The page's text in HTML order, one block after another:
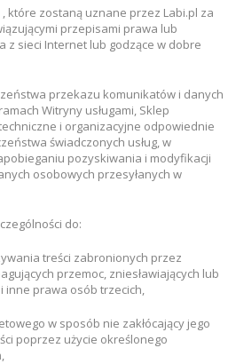
które zostaną uznane przez Labi.pl za
przepisami prawa lub
z sieci Internet lub godzące w dobre
przekazu komunikatów i danych
Witryny usługami, Sklep
i organizacyjne odpowiednie
świadczonych usług, w
pozyskiwania i modyfikacji
osobowych przesyłanych w
do:
treści zabronionych przez
przemoc, zniesławiających lub
inne prawa osób trzecich,
w sposób nie zakłócający jego
poprzez użycie określonego